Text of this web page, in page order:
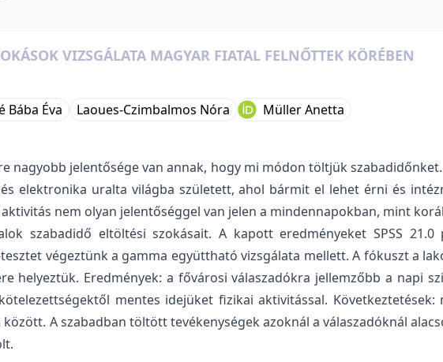
VIZSGÁLATA MAGYAR FIATAL FELNŐTTEK KÖRÉBEN
Bába Éva Laoues-Czimbalmos Nóra Müller Anetta
nagyobb jelentősége van annak, hogy mi módon töltjük
elektronika uralta világba született, ahol bármit el lehet érni és
nem olyan jelentőséggel van jelen a mindennapokban, mint
szabadidő eltöltési szokásait. A kapott eredményeket SPSS
végeztünk a gamma együttható vizsgálata mellett. A fókuszt a
helyeztük. Eredmények: a fővárosi válaszadókra jellemzőbb a napi
mentes idejüket fizikai aktivitással.
A szabadban töltött tevékenységek azoknál a válaszadóknál